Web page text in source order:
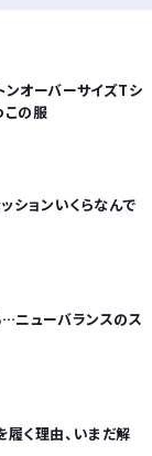
オーバーサイズTシ
この服
ションいくらなんで
ニューバランスのス
く理由、いまだ解